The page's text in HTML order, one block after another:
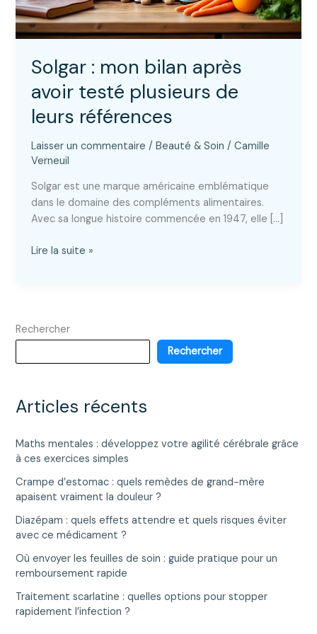
Solgar : mon bilan après
avoir testé plusieurs de
leurs références
Laisser un commentaire /Beauté & Soin /Camille
Verneuil
Solgar est une marque américaine emblématique
dans le domaine des compléments alimentaires.
Avec sa longue histoire commencée en 1947, elle […]
Solgar
avoir
plusieurs
leurs
références
Lire la suite »
Rechercher
Rechercher
Articles récents
Maths mentales : développez votre agilité cérébrale grâce
à ces exercices simples
Crampe d’estomac : quels remèdes de grand-mère
apaisent vraiment la douleur ?
Diazépam : quels effets attendre et quels risques éviter
avec ce médicament ?
Où envoyer les feuilles de soin : guide pratique pour un
remboursement rapide
Traitement scarlatine : quelles options pour stopper
rapidement l’infection ?